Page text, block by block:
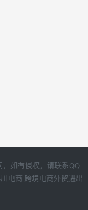
如有侵权，请联系QQ
电商 跨境电商外贸进出